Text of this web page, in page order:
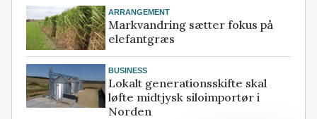
ARRANGEMENT
Markvandring sætter fokus på
elefantgræs
BUSINESS
Lokalt generationsskifte skal
løfte midtjysk siloimportør i
Norden